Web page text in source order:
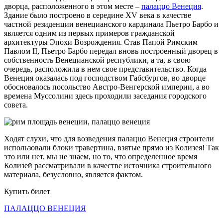
дворца, расположенного в этом месте – палаццо Венеция.
Здание было построено в середине XV века в качестве
частной резиденции венецианского кардинала Пьетро Барбо и
является одним из первых примеров гражданской
архитектуры Эпохи Возрождения. Став Папой Римским
Павлом II, Пьетро Барбо передал вновь построенный дворец в
собственность Венецианской республики, а та, в свою
очередь, расположила в нем свое представительство. Когда
Венеция оказалась под господством Габсбургов, во дворце
обосновалось посольство Австро-Венгерской империи, а во
времена Муссолини здесь проходили заседания городского
совета.
Ходят слухи, что для возведения палаццо Венеция строители
использовали блоки травертина, взятые прямо из Колизея! Так
это или нет, мы не знаем, но то, что определенное время
Колизей рассматривали в качестве источника строительного
материала, безусловно, является фактом.
Купить билет
ПАЛАЦЦО ВЕНЕЦИЯ